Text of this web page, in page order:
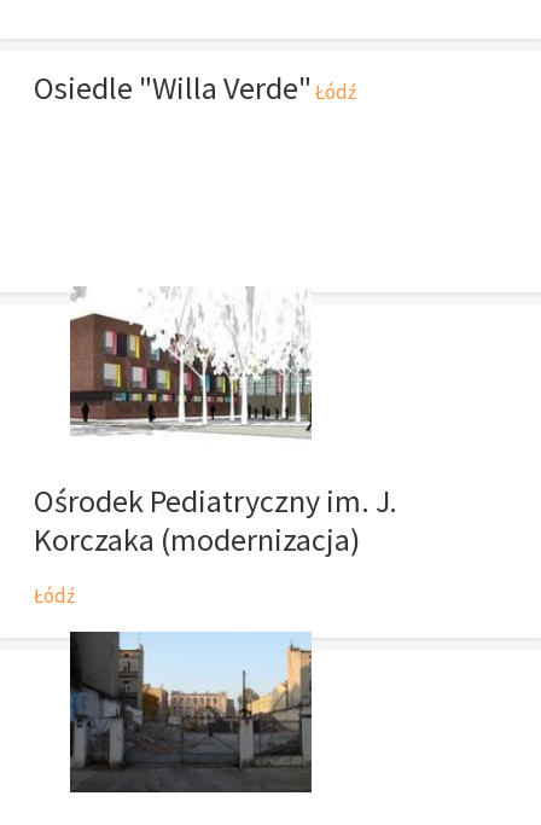
Osiedle "Willa Verde" Łódź
Ośrodek Pediatryczny im. J.
Korczaka (modernizacja)
Łódź